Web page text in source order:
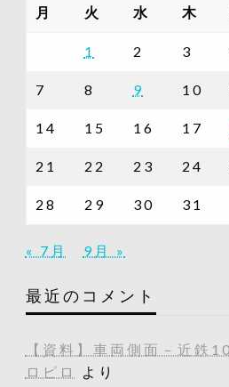
一月 火 水 木
1 2 3
7 8 9 10
14 15 16 17
21 22 23 24
28 29 30 31
« 7月 9月 »
最近のコメント
【資料】車両側面－近鉄
ロピロ
より